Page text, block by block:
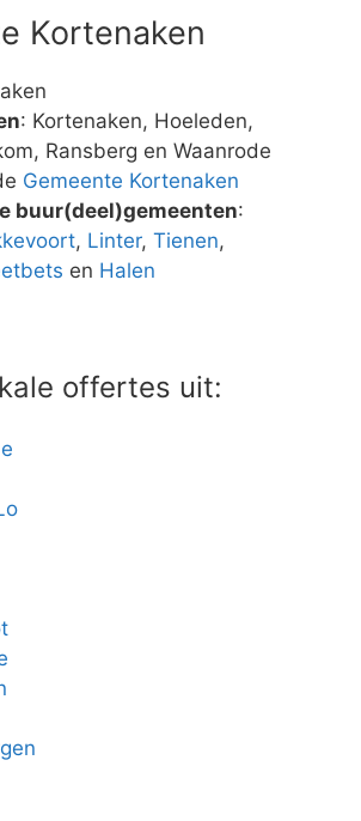
Kortenaken
: Kortenaken, Hoeleden,
Ransberg en Waanrode
Gemeente Kortenaken
buur(deel)gemeenten:
, Linter, Tienen,
en Halen
offertes uit: